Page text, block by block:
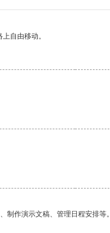
自由移动。
制作演示文稿、管理日程安排等。